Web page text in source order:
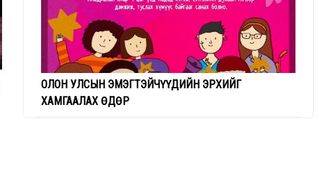
ОЛОН УЛСЫН ЭМЭГТЭЙЧҮҮДИЙН ЭРХИЙГ
ХАМГААЛАХ ӨДӨР